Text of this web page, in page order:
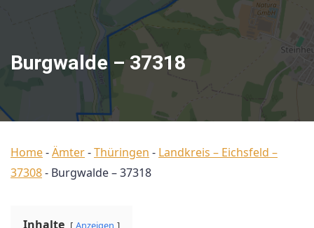
Burgwalde – 37318
Home-Ämter-Thüringen - Landkreis – Eichsfeld –
37308- Burgwalde – 37318
Inhalte Anzeigen